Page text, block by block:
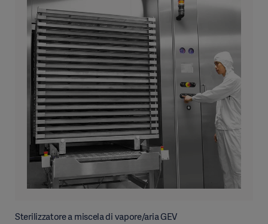
Sterilizzatore a miscela di vapore/aria GEV